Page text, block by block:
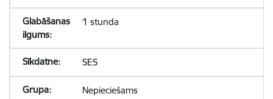
1 stunda
SES
Nepieciešams